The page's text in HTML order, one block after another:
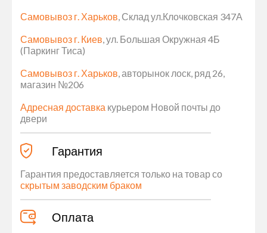
Самовывоз г. Харьков, Склад ул.Клочковская 347А
Самовывоз г. Киев, ул. Большая Окружная 4Б
(Паркинг Тиса)
Самовывоз г. Харьков, авторынок лоск, ряд 26,
магазин №206
Адресная доставка курьером Новой почты до
двери
Гарантия
Гарантия предоставляется только на товар со
скрытым заводским браком
Оплата